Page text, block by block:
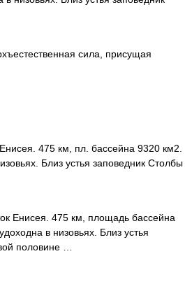
сила, присущая
475 км, пл. бассейна 9320 км2.
Близ устья заповедник Столбы .
Енисея. 475 км, площадь бассейна
в низовьях. Близ устья
половине …